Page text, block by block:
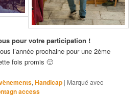
pour votre participation !
l’année prochaine pour une 2ème
fois promis 🙂
,Handicap | Marqué avec
access